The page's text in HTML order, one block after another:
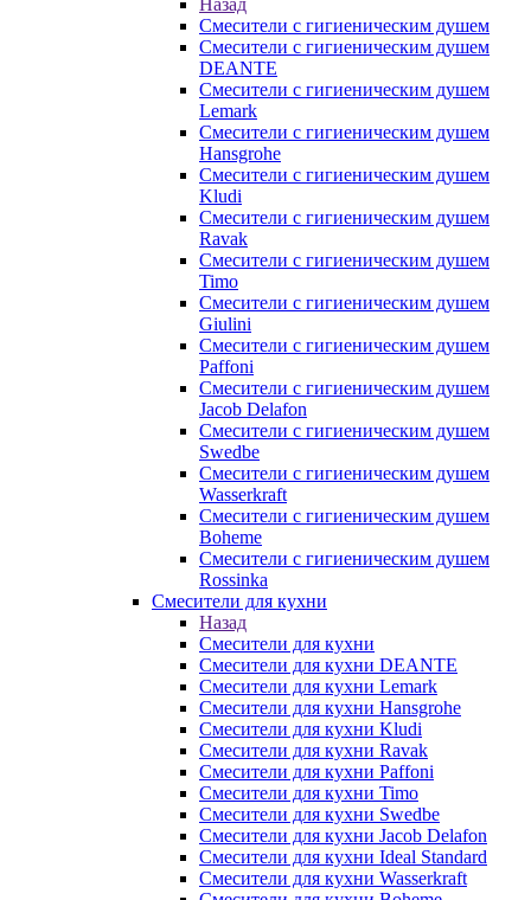
Назад
Смесители с гигиеническим душем
Смесители с гигиеническим душем
DEANTE
Смесители с гигиеническим душем
Lemark
Смесители с гигиеническим душем
Hansgrohe
Смесители с гигиеническим душем
Kludi
Смесители с гигиеническим душем
Ravak
Смесители с гигиеническим душем
Timo
Смесители с гигиеническим душем
Giulini
Смесители с гигиеническим душем
Paffoni
Смесители с гигиеническим душем
Jacob Delafon
Смесители с гигиеническим душем
Swedbe
Смесители с гигиеническим душем
Wasserkraft
Смесители с гигиеническим душем
Boheme
Смесители с гигиеническим душем
Rossinka
Смесители для кухни
Назад
Смесители для кухни
Смесители для кухни DEANTE
Смесители для кухни Lemark
Смесители для кухни Hansgrohe
Смесители для кухни Kludi
Смесители для кухни Ravak
Смесители для кухни Paffoni
Смесители для кухни Timo
Смесители для кухни Swedbe
Смесители для кухни Jacob Delafon
Смесители для кухни Ideal Standard
Смесители для кухни Wasserkraft